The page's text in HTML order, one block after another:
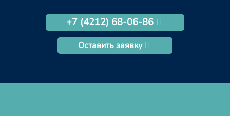
+7 (4212) 68-06-86
Оставить заявку